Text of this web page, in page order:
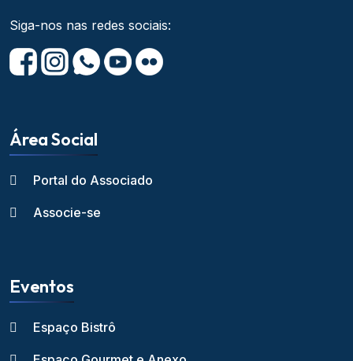
Siga-nos nas redes sociais:
Área Social
Portal do Associado
Associe-se
Eventos
Espaço Bistrô